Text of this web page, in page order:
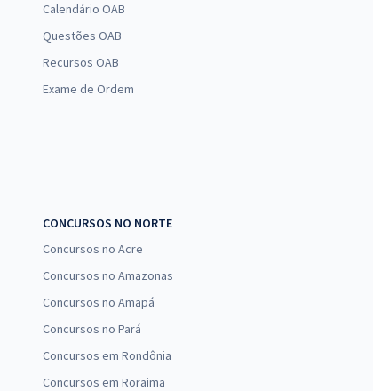
Calendário OAB
Questões OAB
Recursos OAB
Exame de Ordem
CONCURSOS NO NORTE
Concursos no Acre
Concursos no Amazonas
Concursos no Amapá
Concursos no Pará
Concursos em Rondônia
Concursos em Roraima